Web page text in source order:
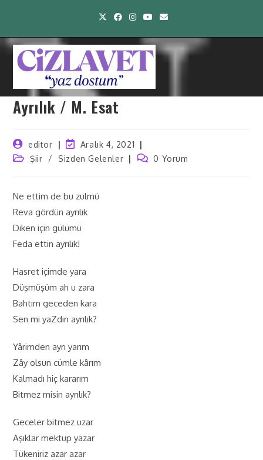
Ayrılık / M. Esat
editor
Aralık 4, 2021
Şiir
/ Sizden Gelenler 0 Yorum
Ne ettim de bu zulmü
Reva gördün ayrılık
Diken için gülümü
Feda ettin ayrılık!
Hasret içimde yara
Düşmüşüm ah u zara
Bahtım geceden kara
Sen mi yaZdın ayrılık?
Yârimden ayrı yarım
Zây olsun cümle kârım
Kalmadı hiç kararım
Bitmez misin ayrılık?
Geceler bitmez uzar
Aşıklar mektup yazar
Tükeniriz azar azar